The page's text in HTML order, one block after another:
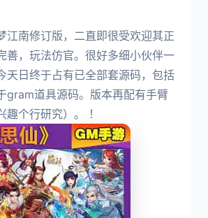
江南修订版，二直即很受欢迎其正
善，玩法仿官。很好多细小伙伴一
天日终于占有已全部套源码，包括
gram道具源码。版本再配有手臂
个行研究）。 ！